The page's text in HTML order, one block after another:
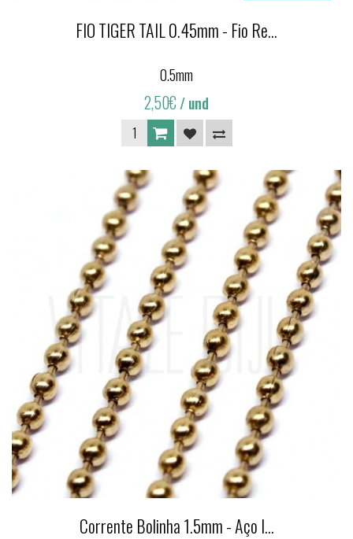
FIO TIGER TAIL 0.45mm - Fio Re...
0.5mm
2,50€/ und
Corrente Bolinha 1.5mm - Aço I...